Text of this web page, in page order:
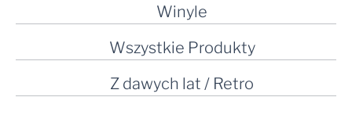
Winyle
Wszystkie Produkty
Z dawych lat / Retro